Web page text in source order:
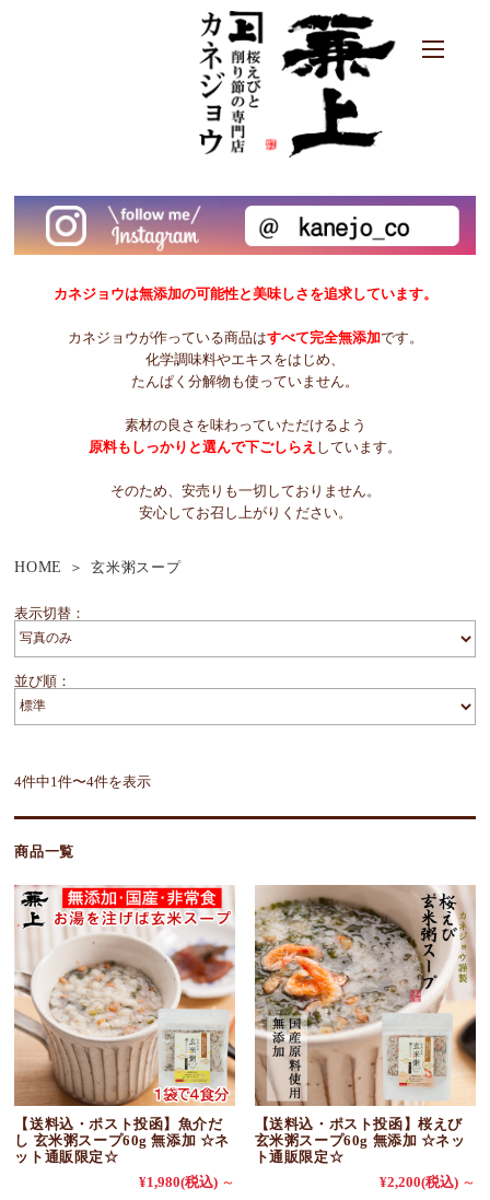
カネジョウは無添加の可能性と美味しさを追求しています。
カネジョウが作っている商品はすべて完全無添加です。
化学調味料やエキスをはじめ、
たんぱく分解物も使っていません。
素材の良さを味わっていただけるよう
原料もしっかりと選んで下ごしらえ しています。
そのため、安売りも一切しておりません。
安心してお召し上がりください。
HOME 玄米粥スープ
表示切替：
並び順：
4件中1件〜4件を表示
商品一覧
【送料込・ポスト投函】魚介だ
し 玄米粥スープ60g 無添加 ☆ネ
ット通販限定☆
¥1,980(税込) ～
【送料込・ポスト投函】桜えび
玄米粥スープ60g 無添加 ☆ネッ
ト通販限定☆
¥2,200(税込) ～